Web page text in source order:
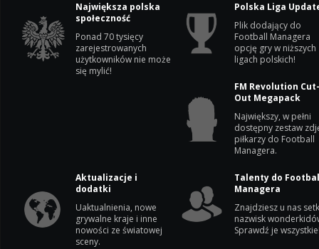
Największa polska
społeczność
Ponad 70 tysięcy
zarejestrowanych
użytkowników nie może
się mylić!
Polska Liga
Plik dodający do
Football Managera
opcję gry w niższych
ligach polskich!
FM Revolution
Out Megapack
Największy, w pełni
dostępny zestaw
piłkarzy do Football
Managera.
Aktualizacje i
dodatki
Uaktualnienia, nowe
grywalne kraje i inne
nowości ze światowej
sceny.
Talenty do
Managera
Znajdziesz u nas
nazwisk
Sprawdź je